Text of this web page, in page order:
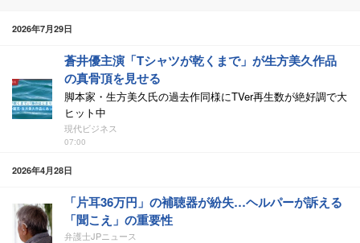
2026年7月29日
蒼井優主演「Tシャツが乾くまで」が生方美久作品
の真骨頂を見せる
脚本家・生方美久氏の過去作同様にTVer再生数が絶好調で大
ヒット中
現代ビジネス
07:00
2026年4月28日
「片耳36万円」の補聴器が紛失…ヘルパーが訴える
「聞こえ」の重要性
弁護士JPニュース